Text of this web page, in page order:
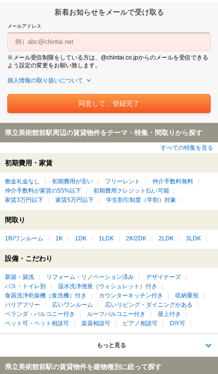
新着お知らせをメールで受け取る
メールアドレス
※メール受信制限をしている方は、@chintai.co.jpからのメールを受信できる
よう設定の変更をお願い致します。
個人情報の取り扱いについて
県立美術館前駅周辺の賃貸物件をテーマ・特集・間取りから探す
すべての特集を見る
初期費用・家賃
敷金礼金なし 初期費用が安い フリーレント
仲介手数料無料
仲介手数料が家賃の55%以下
初期費用クレジット払い可能
家賃3万円以下
家賃5万円以下 学生割引制度（学割）対象
間取り
1R/ワンルーム 1K 1DK 1LDK 2K/2DK 2LDK 3LDK
設備・こだわり
新築・築浅 リフォーム・リノベーション済み
デザイナーズ
バス・トイレ別
温水洗浄便座（ウォシュレット）付き
食器洗浄乾燥機（食洗機）付き
カウンターキッチン付き
収納重視
バリアフリー
広いワンルーム
広いリビング・ダイニングがある
ベランダ・バルコニー付き
ルーフバルコニー付き
屋上付き
ペット可・ペット相談可
楽器相談可 ピアノ相談可 DIY可
もっと見る
県立美術館前駅の賃貸物件を建物種別に絞って探す